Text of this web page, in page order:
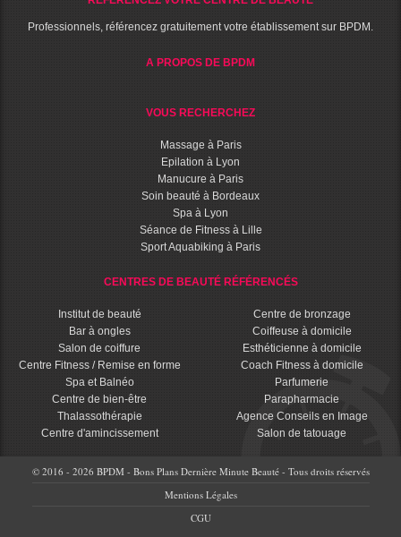
Professionnels, référencez gratuitement votre établissement sur BPDM.
A PROPOS DE BPDM
VOUS RECHERCHEZ
Massage à Paris
Epilation à Lyon
Manucure à Paris
Soin beauté à Bordeaux
Spa à Lyon
Séance de Fitness à Lille
Sport Aquabiking à Paris
CENTRES DE BEAUTÉ RÉFÉRENCÉS
Institut de beauté
Bar à ongles
Salon de coiffure
Centre Fitness / Remise en forme
Spa et Balnéo
Centre de bien-être
Thalassothérapie
Centre d'amincissement
Centre de bronzage
Coiffeuse à domicile
Esthéticienne à domicile
Coach Fitness à domicile
Parfumerie
Parapharmacie
Agence Conseils en Image
Salon de tatouage
© 2016 - 2026 BPDM - Bons Plans Dernière Minute Beauté - Tous droits réservés
Mentions Légales
CGU